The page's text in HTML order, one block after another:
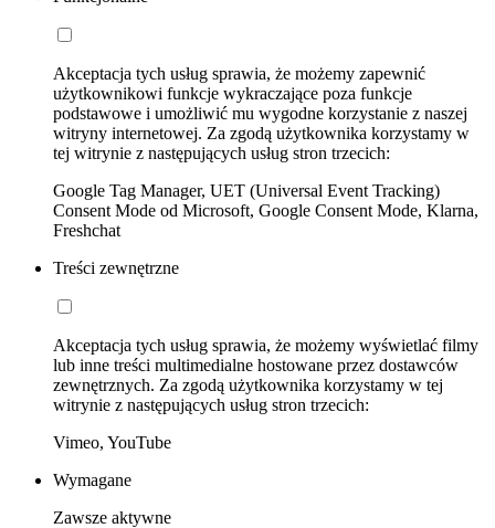
Akceptacja tych usług sprawia, że możemy zapewnić
użytkownikowi funkcje wykraczające poza funkcje
podstawowe i umożliwić mu wygodne korzystanie z naszej
witryny internetowej. Za zgodą użytkownika korzystamy w
tej witrynie z następujących usług stron trzecich:
Google Tag Manager, UET (Universal Event Tracking)
Consent Mode od Microsoft, Google Consent Mode, Klarna,
Freshchat
Treści zewnętrzne
Akceptacja tych usług sprawia, że możemy wyświetlać filmy
lub inne treści multimedialne hostowane przez dostawców
zewnętrznych. Za zgodą użytkownika korzystamy w tej
witrynie z następujących usług stron trzecich:
Vimeo, YouTube
Wymagane
Zawsze aktywne